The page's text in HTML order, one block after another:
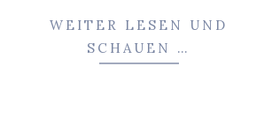
WEITER LESEN UND
SCHAUEN …